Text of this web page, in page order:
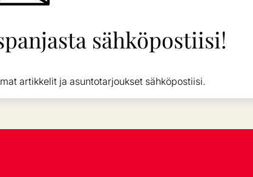
sähköpostiisi!
artikkelit ja asuntotarjoukset sähköpostiisi.